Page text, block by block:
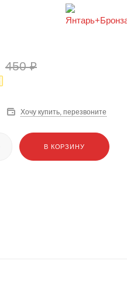
450₽
Хочу купить, перезвоните
В КОРЗИНУ